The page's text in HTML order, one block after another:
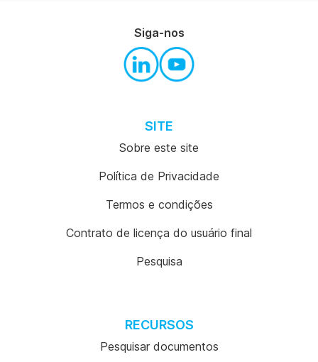
SITE
Sobre este site
Política de Privacidade
Termos e condições
Contrato de licença do usuário final
Pesquisa
RECURSOS
Pesquisar documentos
Siga-nos